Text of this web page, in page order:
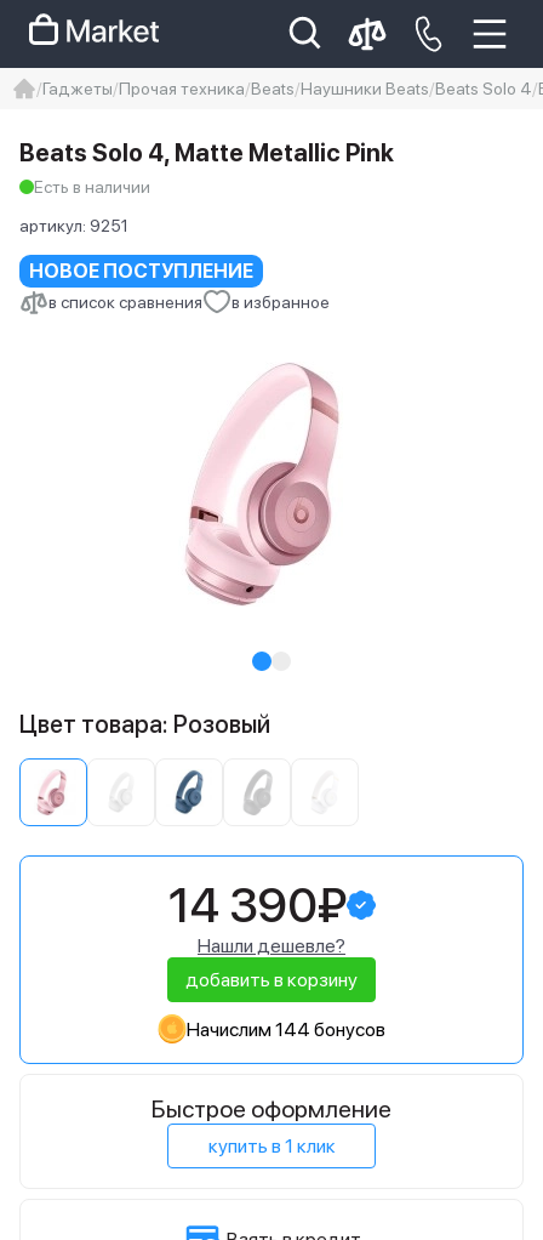
Iphone 14 pro max
айфон 14
Гаджеты Прочая техника Beats Наушники Beats Beats Solo 4
НОВОЕ ПОСТУПЛЕНИЕ
в список сравнения в избранное
Beats Solo 4, Matte Metallic Pink
Есть в наличии
артикул: 9251
Цвет товара: Розовый
14 390₽
Нашли дешевле?
добавить в корзину
Начислим 144 бонусов
Быстрое оформление
купить в 1 клик